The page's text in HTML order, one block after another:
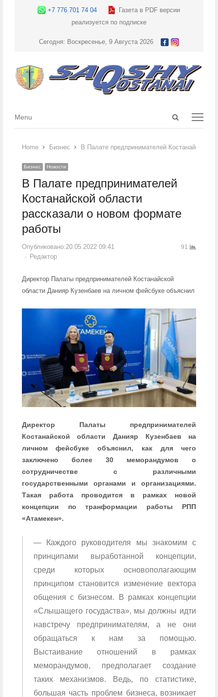
+7 776 701 74 04
Газета в PDF версии
реализуется по подписке
Сегодня: Воскресенье, 9 Августа 2026
Open
Menu
Menu
Home Бизнес В Палате предпринимателей Костанайской
Бизнес Новости
В Палате предпринимателей
Костанайской области
рассказали о новом формате
работы
Опубликовано:20.05.2022 09:41
Author
Редактор
91
Директор Палаты предпринимателей Костанайской
области Данияр Кузенбаев на личном фейсбуке объяснил
Директор Палаты предпринимателей
Костанайской области Данияр Кузенбаев на
личном фейсбуке объяснил, как для чего
заключено более 30 меморандумов о
сотрудничестве с различными
государственными органами и организациями.
Такая работа проводится в рамках новой
концепции по транформации работы РПП
«Атамекен».
— Каждого руководителя мы знакомим с
принципами выработанной концепции,
среди которых основополагающим
принципом становится изменение вектора
общения с бизнесом. В рамках концепции
«Слышащего госудаства», мы должны идти
навстречу предпринимателям, а не они
обращаться к нам за помощью.
Выстаивание отношений в рамках
меморандумов, предполагает создание
таких механизмов. Ведь, по статистике,
большая часть проблем бизнеса, возникает